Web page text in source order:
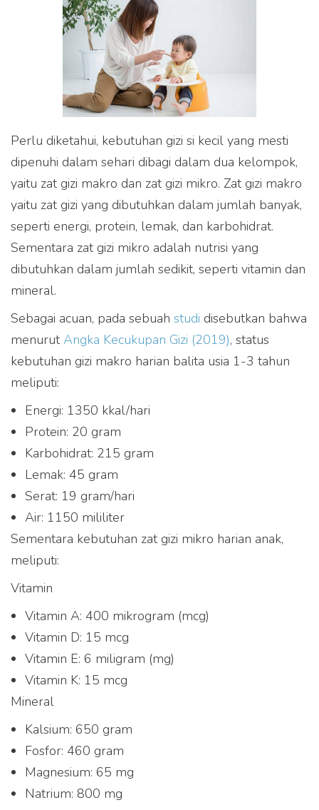
Perlu diketahui, kebutuhan gizi si kecil yang mesti
dipenuhi dalam sehari dibagi dalam dua kelompok,
yaitu zat gizi makro dan zat gizi mikro. Zat gizi makro
yaitu zat gizi yang dibutuhkan dalam jumlah banyak,
seperti energi, protein, lemak, dan karbohidrat.
Sementara zat gizi mikro adalah nutrisi yang
dibutuhkan dalam jumlah sedikit, seperti vitamin dan
mineral.
Sebagai acuan, pada sebuah studi disebutkan bahwa
menurut Angka Kecukupan Gizi (2019), status
kebutuhan gizi makro harian balita usia 1-3 tahun
meliputi:
Energi: 1350 kkal/hari
Protein: 20 gram
Karbohidrat: 215 gram
Lemak: 45 gram
Serat: 19 gram/hari
Air: 1150 mililiter
Sementara kebutuhan zat gizi mikro harian anak,
meliputi:
Vitamin
Vitamin A: 400 mikrogram (mcg)
Vitamin D: 15 mcg
Vitamin E: 6 miligram (mg)
Vitamin K: 15 mcg
Mineral
Kalsium: 650 gram
Fosfor: 460 gram
Magnesium: 65 mg
Natrium: 800 mg